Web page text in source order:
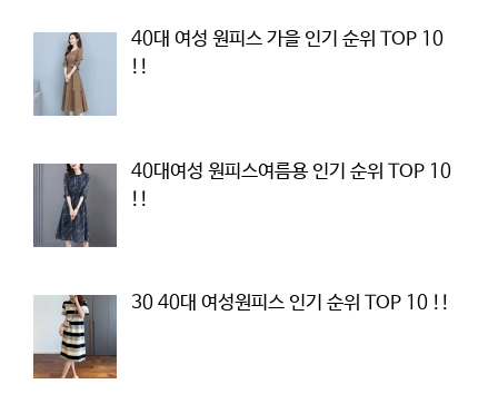
40대 여성 원피스 가을 인기 순위 TOP 10
!!
40대여성 원피스여름용 인기 순위 TOP 10
!!
30 40대 여성원피스 인기 순위 TOP 10 !!